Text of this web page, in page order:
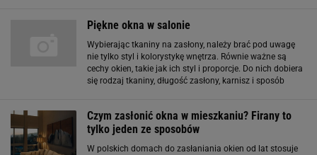
Piękne okna w salonie
Wybierając tkaniny na zasłony, należy brać pod uwagę
nie tylko styl i kolorystykę wnętrza. Równie ważne są
cechy okien, takie jak ich styl i proporcje. Do nich dobiera
się rodzaj tkaniny, długość zasłony, karnisz i sposób
Czym zasłonić okna w mieszkaniu? Firany to
tylko jeden ze sposobów
W polskich domach do zasłaniania okien od lat stosuje